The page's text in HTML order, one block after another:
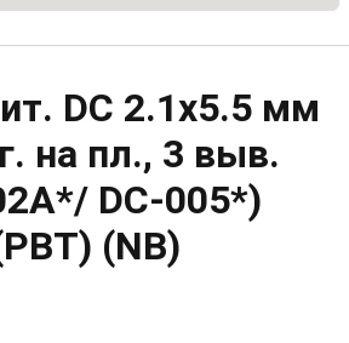
DC 2.1x5.5 мм
на пл., 3 выв.
DC-005*)
(NB)